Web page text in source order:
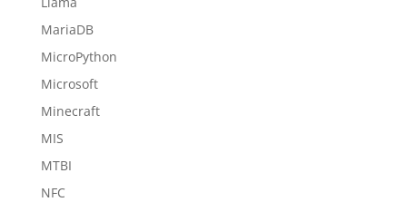
MariaDB
MicroPython
Microsoft
Minecraft
MIS
MTBI
NFC